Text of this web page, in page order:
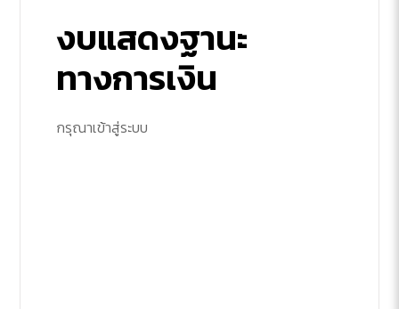
งบแสดงฐานะ
ทางการเงิน
กรุณาเข้าสู่ระบบ